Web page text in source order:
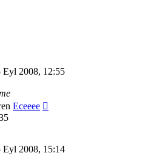
Eyl 2008, 12:55
Eceeee
Eyl 2008, 15:14